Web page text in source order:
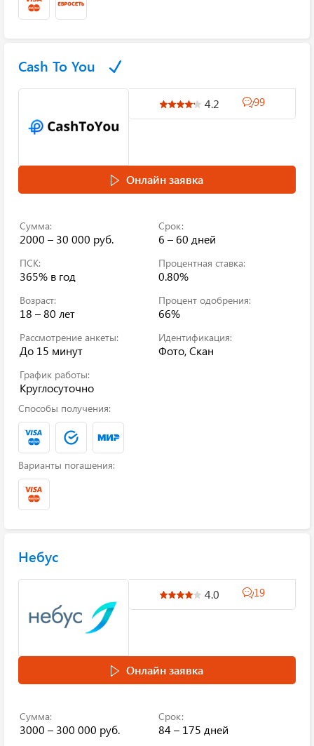
Cash To You
4.2 99
Онлайн заявка
Сумма:
2000 – 30 000 руб.
Срок:
6 – 60 дней
ПСК:
365% в год
Процентная ставка:
0.80%
Возраст:
18 – 80 лет
Процент одобрения:
66%
Рассмотрение анкеты:
До 15 минут
Идентификация:
Фото, Скан
График работы:
Круглосуточно
Способы получения:
Варианты погашения:
Небус
4.0 19
Онлайн заявка
Сумма:
3000 – 300 000 руб.
Срок:
84 – 175 дней